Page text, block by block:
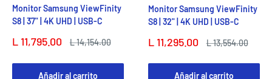
Monitor Samsung ViewFinity
S8 | 37" | 4K UHD | USB-C
Precio
venta
L 11,795.00
Precio
L 14,154.00
Añadir al carrito
Monitor Samsung ViewFinity
S8 | 32" | 4K UHD | USB-C
Precio
venta
L 11,295.00
Precio
L 13,554.00
Añadir al carrito